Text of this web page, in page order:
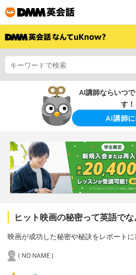
AI講師ならいつ
す！
AI講師に
ヒット映画の秘密って英語で
映画が成功した秘密や秘訣をレポートに
( NO NAME )